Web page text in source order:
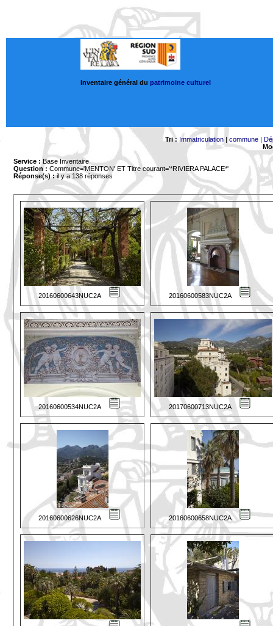
Inventaire général du patrimoine culturel
Tri : Immatriculation| commune|
Service : Base Inventaire
Question : Commune='MENTON' ET Titre courant='*RIVIERA PALACE*'
Réponse(s) :il y a 138 réponses
20160600643NUC2A 20160600583NUC2A
20160600534NUC2A 20170600713NUC2A
20160600626NUC2A 20160600658NUC2A